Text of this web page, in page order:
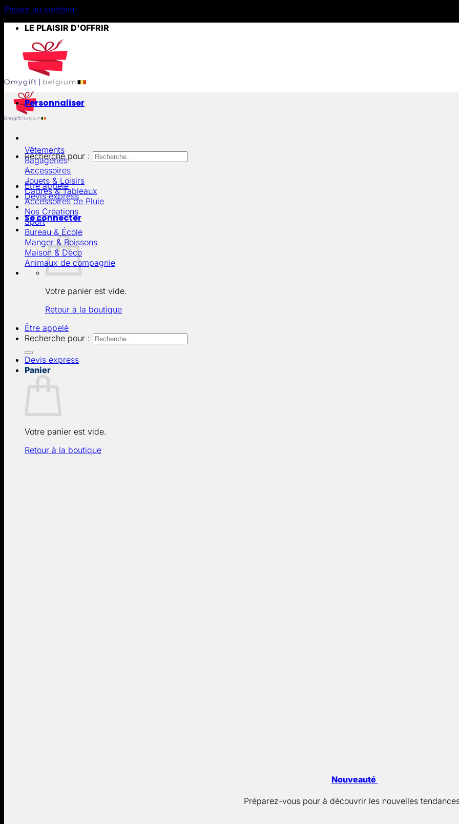
Passer au contenu
LE PLAISIR D'OFFRIR
Recherche pour :
Être appelé
Devis express
Se connecter
Votre panier est vide.
Retour à la boutique
Être appelé
Recherche pour :
Devis express
Panier
Votre panier est vide.
Retour à la boutique
Personnaliser
Vêtements
Bagageries
Accessoires
Jouets & Loisirs
Cadres & Tableaux
Accessoires de Pluie
Nos Créations
Sport
Bureau & École
Manger & Boissons
Maison & Déco
Animaux de compagnie
Nouveauté
Préparez-vous pour à découvrir les nouvelles